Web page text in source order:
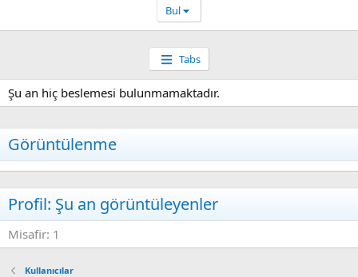
Bul
Tabs
Şu an hiç beslemesi bulunmamaktadır.
Görüntülenme
Profil: Şu an görüntüleyenler
Misafir: 1
Kullanıcılar